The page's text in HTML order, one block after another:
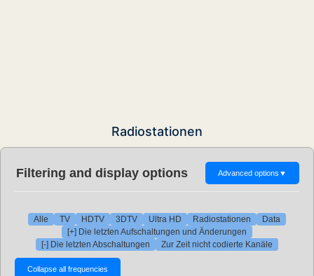
Radiostationen
Filtering and display options Advanced options ▼
Alle TV HDTV 3DTV Ultra HD Radiostationen
Data
[+] Die letzten Aufschaltungen und Änderungen
[-] Die letzten Abschaltungen
Zur Zeit nicht codierte Kanäle